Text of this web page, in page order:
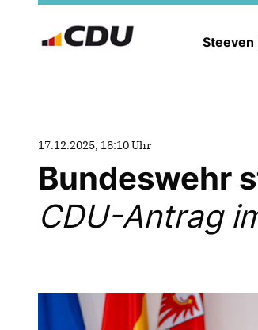
Steeven
17.12.2025, 18:10 Uhr
Bundeswehr
CDU-Antrag